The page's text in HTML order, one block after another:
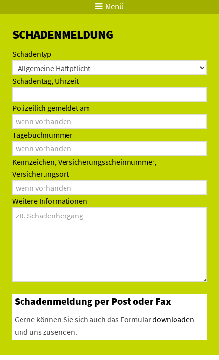
Menü
SCHADENMELDUNG
Schadentyp
Schadentag, Uhrzeit
Polizeilich gemeldet am
Tagebuchnummer
Kennzeichen, Versicherungsscheinnummer,
Versicherungsort
Weitere Informationen
Schadenmeldung per Post oder Fax
Gerne können Sie sich auch das Formulardownloaden
und uns zusenden.